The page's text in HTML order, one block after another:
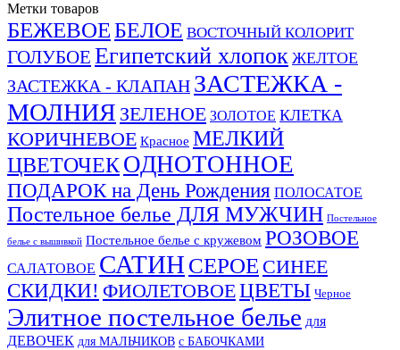
Метки товаров
БЕЖЕВОЕБЕЛОЕ ВОСТОЧНЫЙ КОЛОРИТ
ГОЛУБОЕ Египетский хлопок ЖЕЛТОЕ
ЗАСТЕЖКА - КЛАПАН ЗАСТЕЖКА -
МОЛНИЯ ЗЕЛЕНОЕ ЗОЛОТОЕ КЛЕТКА
КОРИЧНЕВОЕ Красное МЕЛКИЙ
ЦВЕТОЧЕКОДНОТОННОЕ
ПОДАРОК на День Рождения ПОЛОСАТОЕ
Постельное белье ДЛЯ МУЖЧИН Постельное
белье с вышивкой Постельное белье с кружевом РОЗОВОЕ
САЛАТОВОЕ САТИН СЕРОЕ СИНЕЕ
СКИДКИ! ФИОЛЕТОВОЕЦВЕТЫ Черное
Элитное постельное белье для
ДЕВОЧЕК для МАЛЬЧИКОВ с БАБОЧКАМИ